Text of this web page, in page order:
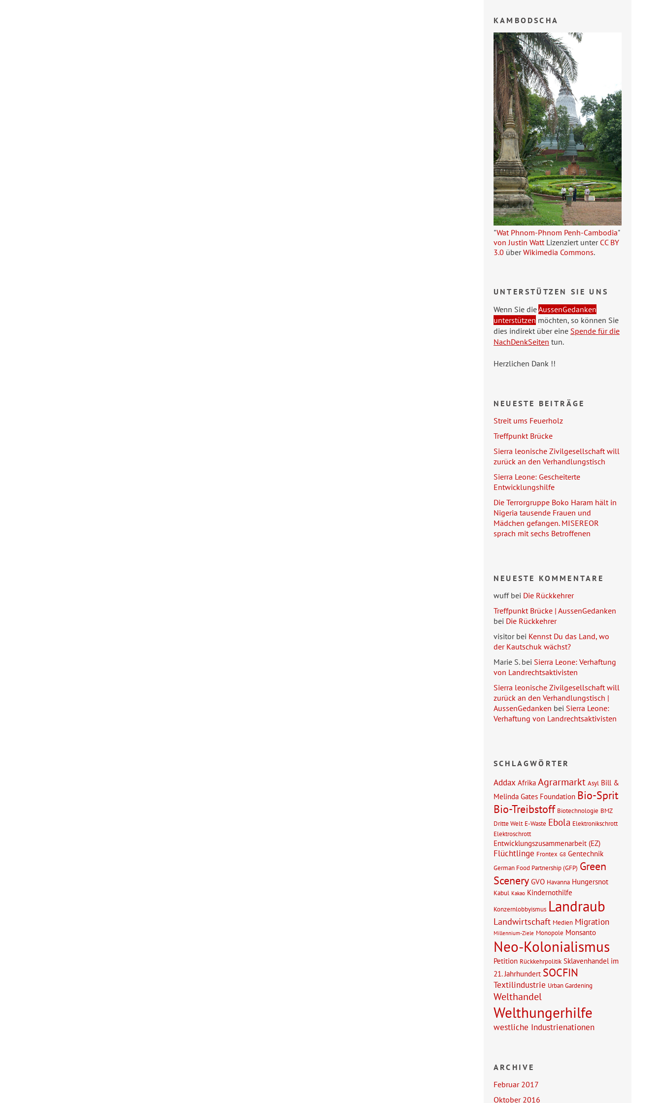
KAMBODSCHA
"Wat Phnom-Phnom Penh-Cambodia"
von Justin WattLizenziert unter CC BY
3.0 überWikimedia Commons.
UNTERSTÜTZEN SIE UNS
Wenn Sie dieAussenGedanken
unterstützen möchten, so können Sie
dies indirekt über eine Spende für die
NachDenkSeiten tun.
Herzlichen Dank !!
NEUESTE BEITRÄGE
Streit ums Feuerholz
Treffpunkt Brücke
Sierra leonische Zivilgesellschaft will
zurück an den Verhandlungstisch
Sierra Leone: Gescheiterte
Entwicklungshilfe
Die Terrorgruppe Boko Haram hält in
Nigeria tausende Frauen und
Mädchen gefangen. MISEREOR
sprach mit sechs Betroffenen
NEUESTE KOMMENTARE
wuffbei Die Rückkehrer
Treffpunkt Brücke | AussenGedanken
bei Die Rückkehrer
visitorbei Kennst Du das Land, wo
der Kautschuk wächst?
Marie S.bei Sierra Leone: Verhaftung
von Landrechtsaktivisten
Sierra leonische Zivilgesellschaft will
zurück an den Verhandlungstisch |
AussenGedanken bei Sierra Leone:
Verhaftung von Landrechtsaktivisten
SCHLAGWÖRTER
Addax Afrika Agrarmarkt Asyl Bill &
Melinda Gates Foundation Bio-Sprit
Bio-Treibstoff Biotechnologie BMZ
Dritte Welt E-Waste Ebola Elektronikschrott
Elektroschrott
Entwicklungszusammenarbeit (EZ)
Flüchtlinge Frontex G8 Gentechnik
German Food Partnership (GFP) Green
Scenery GVO Havanna Hungersnot
Kabul Kakao Kindernothilfe
Konzernlobbyismus Landraub
Landwirtschaft Medien Migration
Millennium-Ziele Monopole Monsanto
Neo-Kolonialismus
Petition Rückkehrpolitik Sklavenhandel im
21. Jahrhundert SOCFIN
Textilindustrie Urban Gardening
Welthandel
Welthungerhilfe
westliche Industrienationen
ARCHIVE
Februar 2017
Oktober 2016